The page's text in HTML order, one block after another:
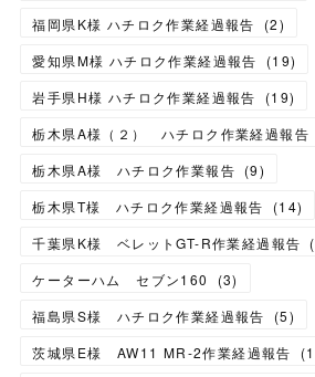
福岡県K様 ハチロク作業経過報告
(2)
愛知県M様 ハチロク作業経過報告
(19)
岩手県H様 ハチロク作業経過報告
(19)
栃木県A様（２） ハチロク作業経過報告
栃木県A様 ハチロク作業報告 (9)
栃木県T様 ハチロク作業経過報告
(14)
千葉県K様 ベレットGT-R作業経過報告 (
ケーターハム セブン160
(3)
福島県S様 ハチロク作業経過報告
(5)
茨城県E様 AW11 MR-2作業経過報告
(1